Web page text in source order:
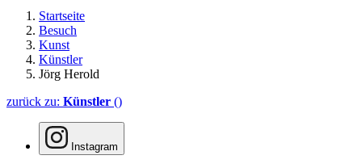
Startseite
Besuch
Kunst
Künstler
Jörg Herold
zurück zu: Künstler ()
Instagram